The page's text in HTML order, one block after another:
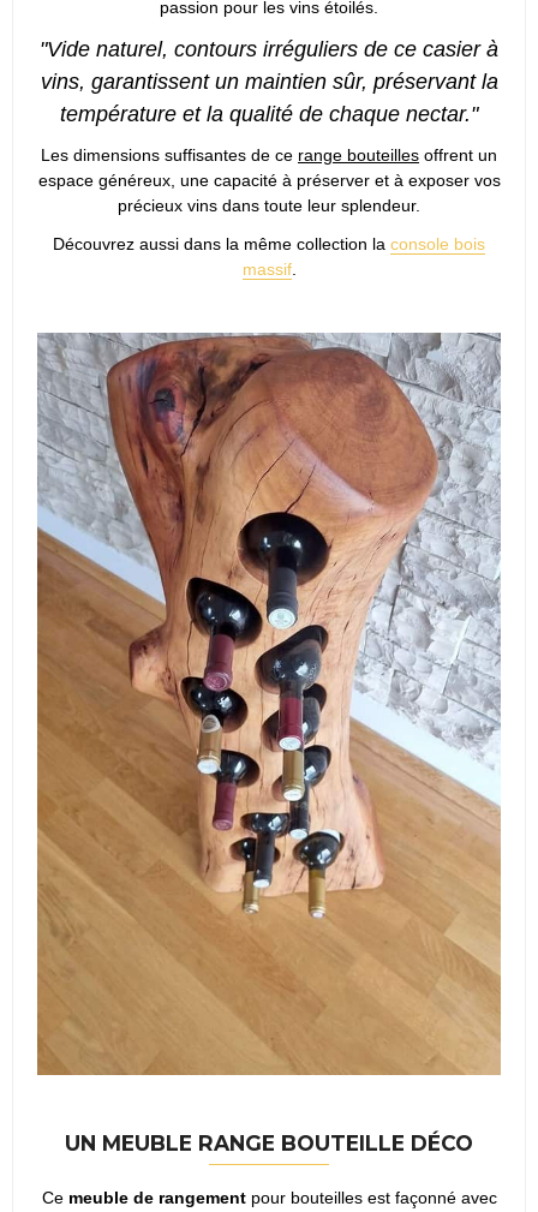
passion pour les vins étoilés.
"Vide naturel, contours irréguliers de ce casier à
vins, garantissent un maintien sûr, préservant la
température et la qualité de chaque nectar."
Les dimensions suffisantes de ce range bouteilles offrent un
espace généreux, une capacité à préserver et à exposer vos
précieux vins dans toute leur splendeur.
Découvrez aussi dans la même collection la console bois
massif.
UN MEUBLE RANGE BOUTEILLE DÉCO
Ce meuble de rangement pour bouteilles est façonné avec